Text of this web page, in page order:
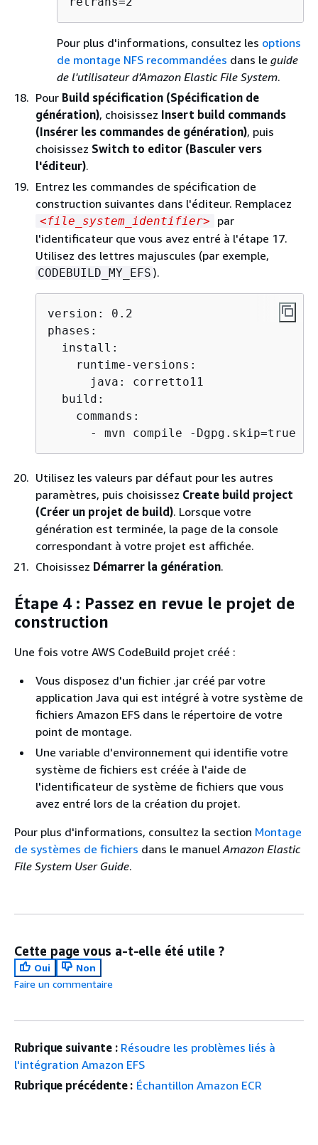
Pour plus d'informations, consultez les options
de montage NFS recommandées dans le guide
de l'utilisateur d'Amazon Elastic File System.
Pour Build spécification (Spécification de
génération), choisissez Insert build commands
(Insérer les commandes de génération), puis
choisissez Switch to editor (Basculer vers
l'éditeur).
Entrez les commandes de spécification de
construction suivantes dans l'éditeur. Remplacez
<file_system_identifier>
par
l'identificateur que vous avez entré à l'étape 17.
Utilisez des lettres majuscules (par exemple,
CODEBUILD_MY_EFS ).
version: 0.2
phases:
  install:
    runtime-versions:
      java: corretto11
  build:
    commands:
- mvn compile -Dgpg.skip=true -
Utilisez les valeurs par défaut pour les autres
paramètres, puis choisissez Create build project
(Créer un projet de build). Lorsque votre
génération est terminée, la page de la console
correspondant à votre projet est affichée.
Choisissez Démarrer la génération.
Étape 4 : Passez en revue le projet de
construction
Une fois votre AWS CodeBuild projet créé :
Vous disposez d'un fichier .jar créé par votre
application Java qui est intégré à votre système de
fichiers Amazon EFS dans le répertoire de votre
point de montage.
Une variable d'environnement qui identifie votre
système de fichiers est créée à l'aide de
l'identificateur de système de fichiers que vous
avez entré lors de la création du projet.
Pour plus d'informations, consultez la section Montage
de systèmes de fichiers dans le manuel Amazon Elastic
File System User Guide.
Cette page vous a-t-elle été utile ?
Oui
Non
Faire un commentaire
Rubrique suivante : Résoudre les problèmes liés à
l'intégration Amazon EFS
Rubrique précédente : Échantillon Amazon ECR